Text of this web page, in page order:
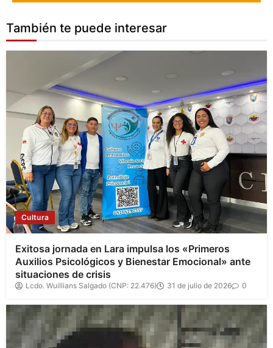
También te puede interesar
Cultura
Exitosa jornada en Lara impulsa los «Primeros
Auxilios Psicológicos y Bienestar Emocional» ante
situaciones de crisis
Lcdo. Wuillians Salgado (CNP: 22.476) 31 de julio de 2026 0